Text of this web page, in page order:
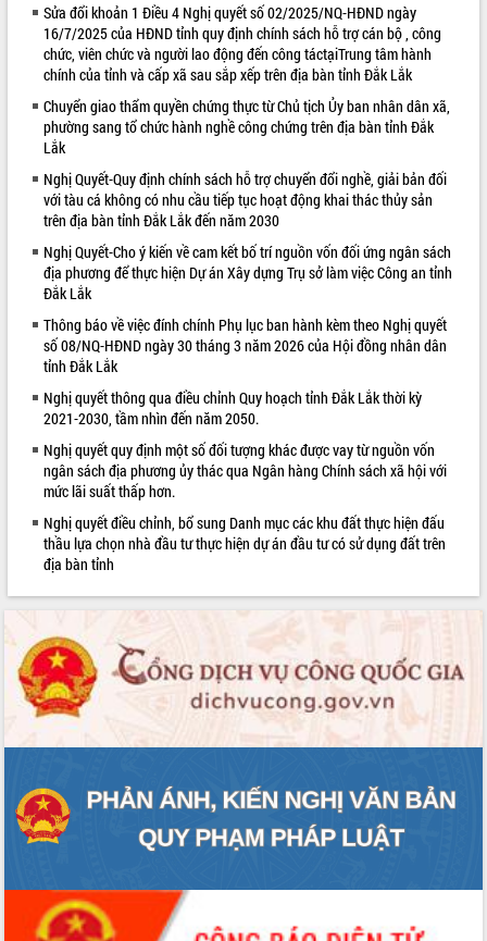
VIDEO
Loading the player...
Bí thư Tỉnh ủy Lương Nguyễn Minh
Triết thăm, tặng quà người có công với
cách mạng
văn hóa, thể thao đáp ứng yêu cầu
phát triển mới
Thường trực HĐND tỉnh Đắk Lắk gặp
mặt Đoàn chuyên gia y tế TP. Hồ Chí
Minh
Lễ truy điệu và an táng hài cốt liệt sĩ
tại Nghĩa trang Liệt sĩ xã Sơn Hòa
Bàn giải pháp tháo gỡ khó khăn trong
xuất khẩu sầu riêng và triển khai quy
định EUDR
Thứ trưởng Bộ Nông nghiệp và Môi
trường Nguyễn Hoàng Hiệp khảo sát
vùng trồng và doanh nghiệp đóng gói
sầu riêng tại Đắk Lắk
Trình diễn nghệ thuật chế biến các
món ăn từ sầu riêng
Đắk Lắk công bố Quy hoạch và xúc
Ngành cá ngừ Đắk Lắk chủ động thích
ứng để giữ vững thị trường xuất khẩu
Diễn đàn Kinh tế tư nhân Việt Nam đột
phá cơ chế - Hợp tác công tư
Đề án 06 tạo bước ngoặt đột phá trong
cải cách hành chính tỉnh Đắk Lắk
để phát triển du lịch Đắk Lắk
Khởi động Dự án Đầu tư xây dựng hạ
tầng kỹ thuật Cụm công nghiệp Tân
niệm 101 năm Ngày Báo chí Cách
mạng Việt Nam
ALBUM ẢNH
LIÊN KẾT WEB
Sửa đổi khoản 1 Điều 4 Nghị quyết số 02/2025/NQ-HĐND ngày
16/7/2025 của HĐND tỉnh quy định chính sách hỗ trợ cán bộ , công
chức, viên chức và người lao động đến công táctạiTrung tâm hành
chính của tỉnh và cấp xã sau sắp xếp trên địa bàn tỉnh Đắk Lắk
Chuyển giao thẩm quyền chứng thực từ Chủ tịch Ủy ban nhân dân xã,
phường sang tổ chức hành nghề công chứng trên địa bàn tỉnh Đắk
Lắk
Nghị Quyết-Quy định chính sách hỗ trợ chuyển đổi nghề, giải bản đối
với tàu cá không có nhu cầu tiếp tục hoạt động khai thác thủy sản
trên địa bàn tỉnh Đắk Lắk đến năm 2030
Nghị Quyết-Cho ý kiến về cam kết bố trí nguồn vốn đối ứng ngân sách
địa phương để thực hiện Dự án Xây dựng Trụ sở làm việc Công an tỉnh
Đắk Lắk
Thông báo về việc đính chính Phụ lục ban hành kèm theo Nghị quyết
số 08/NQ-HĐND ngày 30 tháng 3 năm 2026 của Hội đồng nhân dân
tỉnh Đắk Lắk
Nghị quyết thông qua điều chỉnh Quy hoạch tỉnh Đắk Lắk thời kỳ
2021-2030, tầm nhìn đến năm 2050.
Nghị quyết quy định một số đối tượng khác được vay từ nguồn vốn
ngân sách địa phương ủy thác qua Ngân hàng Chính sách xã hội với
mức lãi suất thấp hơn.
Nghị quyết điều chỉnh, bổ sung Danh mục các khu đất thực hiện đấu
thầu lựa chọn nhà đầu tư thực hiện dự án đầu tư có sử dụng đất trên
địa bàn tỉnh